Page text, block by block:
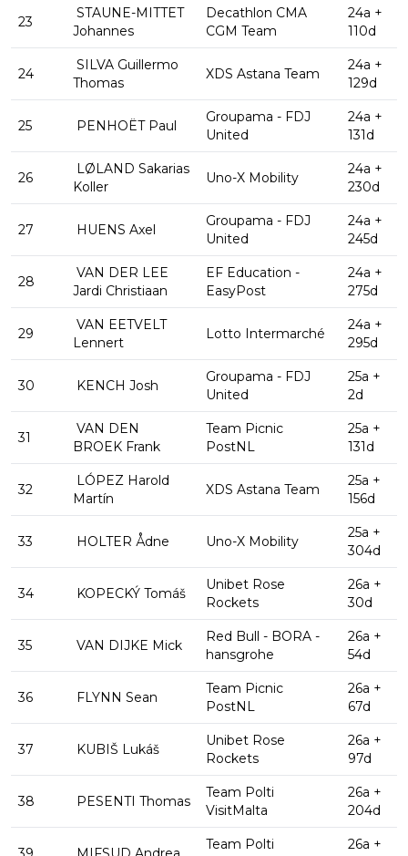
23
STAUNE-MITTET
Johannes
Decathlon CMA
CGM Team
24a +
110d
24
SILVA Guillermo
Thomas
XDS Astana Team
24a +
129d
25 PENHOËT Paul
Groupama - FDJ
United
24a +
131d
26
LØLAND Sakarias
Koller
Uno-X Mobility
24a +
230d
27 HUENS Axel
Groupama - FDJ
United
24a +
245d
28
VAN DER LEE
Jardi Christiaan
EF Education -
EasyPost
24a +
275d
29
VAN EETVELT
Lennert
Lotto Intermarché
24a +
295d
30 KENCH Josh
Groupama - FDJ
United
25a +
2d
31
VAN DEN
BROEK Frank
Team Picnic
PostNL
25a +
131d
32
LÓPEZ Harold
Martín
XDS Astana Team
25a +
156d
33 HOLTER Ådne Uno-X Mobility
25a +
304d
34 KOPECKÝ Tomáš
Unibet Rose
Rockets
26a +
30d
35 VAN DIJKE Mick
Red Bull - BORA -
hansgrohe
26a +
54d
36 FLYNN Sean
Team Picnic
PostNL
26a +
67d
37 KUBIŠ Lukáš
Unibet Rose
Rockets
26a +
97d
38 PESENTI Thomas
Team Polti
VisitMalta
26a +
204d
Team Polti
26a +